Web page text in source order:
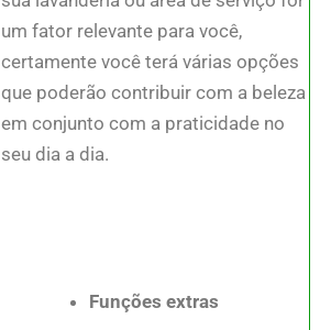
um fator relevante para você,
certamente você terá várias opções
que poderão contribuir com a beleza
em conjunto com a praticidade no
seu dia a dia.
Funções extras